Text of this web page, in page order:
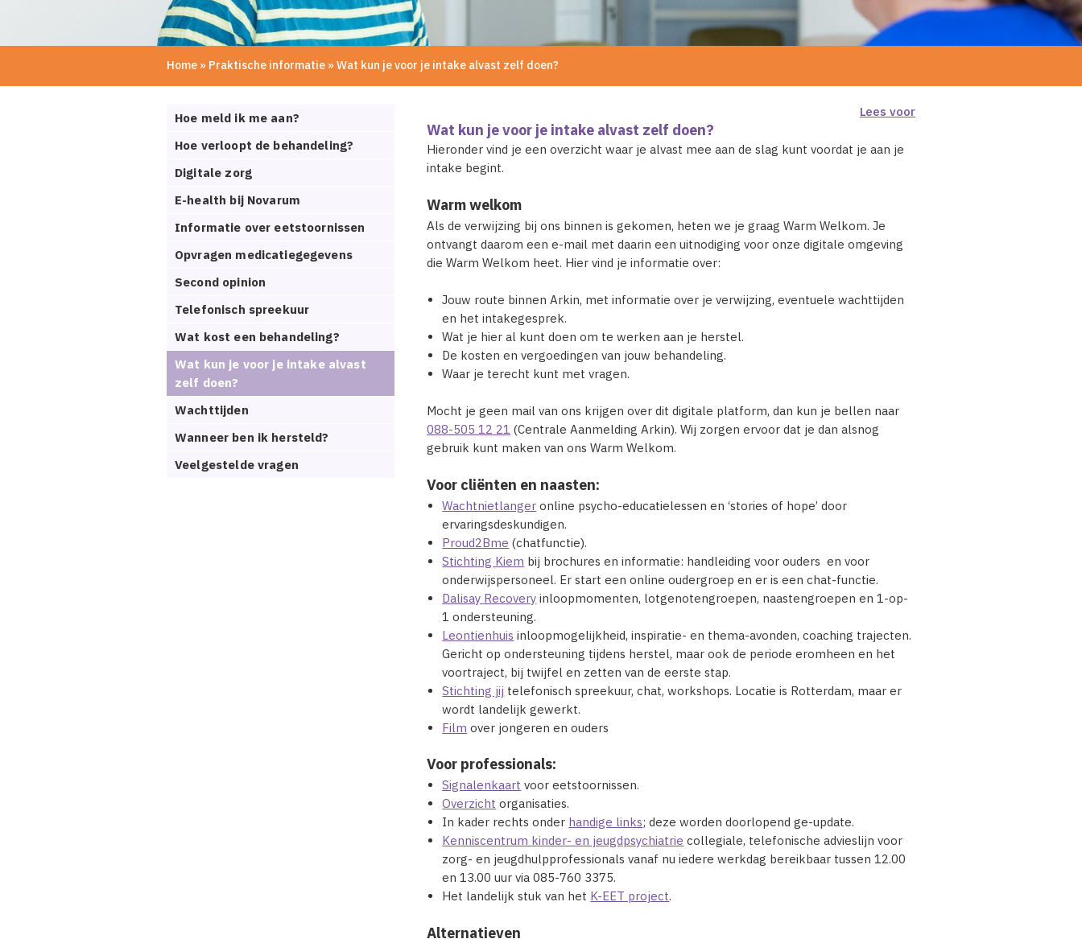
Home » Praktische informatie » Wat kun je voor je intake alvast zelf doen?
Lees voor
Hoe meld ik me aan?
Hoe verloopt de behandeling?
Digitale zorg
E-health bij Novarum
Informatie over eetstoornissen
Opvragen medicatiegegevens
Second opinion
Telefonisch spreekuur
Wat kost een behandeling?
Wat kun je voor je intake alvast
zelf doen?
Wachttijden
Wanneer ben ik hersteld?
Veelgestelde vragen
Wat kun je voor je intake alvast zelf doen?
Hieronder vind je een overzicht waar je alvast mee aan de slag kunt voordat je aan je
intake begint.
Warm welkom
Als de verwijzing bij ons binnen is gekomen, heten we je graag Warm Welkom. Je
ontvangt daarom een e-mail met daarin een uitnodiging voor onze digitale omgeving
die Warm Welkom heet. Hier vind je informatie over:
Jouw route binnen Arkin, met informatie over je verwijzing, eventuele wachttijden
en het intakegesprek.
Wat je hier al kunt doen om te werken aan je herstel.
De kosten en vergoedingen van jouw behandeling.
Waar je terecht kunt met vragen.
Mocht je geen mail van ons krijgen over dit digitale platform, dan kun je bellen naar
088-505 12 21 (Centrale Aanmelding Arkin). Wij zorgen ervoor dat je dan alsnog
gebruik kunt maken van ons Warm Welkom.
Voor cliënten en naasten:
Wachtnietlanger online psycho-educatielessen en ‘stories of hope’ door
ervaringsdeskundigen.
Proud2Bme (chatfunctie).
Stichting Kiem bij brochures en informatie: handleiding voor ouders en voor
onderwijspersoneel. Er start een online oudergroep en er is een chat-functie.
Dalisay Recovery inloopmomenten, lotgenotengroepen, naastengroepen en 1-op-
1 ondersteuning.
Leontienhuis inloopmogelijkheid, inspiratie- en thema-avonden, coaching trajecten.
Gericht op ondersteuning tijdens herstel, maar ook de periode eromheen en het
voortraject, bij twijfel en zetten van de eerste stap.
Stichting jij telefonisch spreekuur, chat, workshops. Locatie is Rotterdam, maar er
wordt landelijk gewerkt.
Film over jongeren en ouders
Voor professionals:
Signalenkaart voor eetstoornissen.
Overzicht organisaties.
In kader rechts onder handige links; deze worden doorlopend ge-update.
Kenniscentrum kinder- en jeugdpsychiatrie collegiale, telefonische advieslijn voor
zorg- en jeugdhulpprofessionals vanaf nu iedere werkdag bereikbaar tussen 12.00
en 13.00 uur via 085-760 3375.
Het landelijk stuk van het K-EET project.
Alternatieven